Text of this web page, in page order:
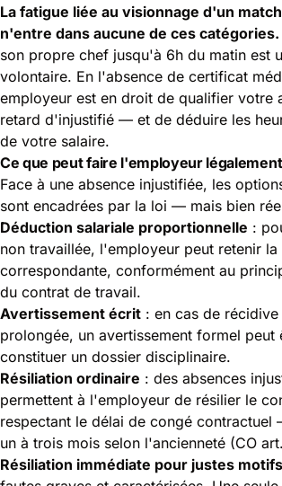
La fatigue liée au visionnage d'un
n'entre dans aucune de ces catégories.
son propre chef jusqu'à 6h du matin est
volontaire. En l'absence de certificat
employeur est en droit de qualifier votre
retard d'injustifié — et de déduire les
de votre salaire.
Ce que peut faire l'employeur légalement
Face à une absence injustifiée, les
sont encadrées par la loi — mais bien
Déduction salariale proportionnelle :
non travaillée, l'employeur peut retenir la
correspondante, conformément au
du contrat de travail.
Avertissement écrit : en cas de
prolongée, un avertissement formel peut
constituer un dossier disciplinaire.
Résiliation ordinaire : des absences
permettent à l'employeur de résilier le
respectant le délai de congé contractuel
un à trois mois selon l'ancienneté (CO
Résiliation immédiate pour justes motifs